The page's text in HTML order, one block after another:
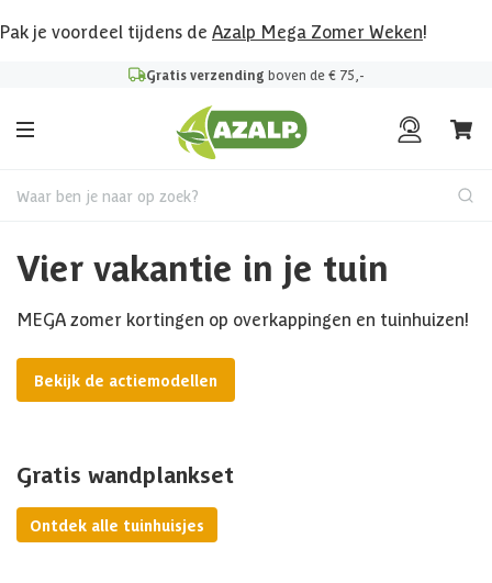
Pak je voordeel tijdens de Azalp Mega Zomer Weken!
Gratis verzending boven de € 75,-
Waar ben je naar op zoek?
Vier vakantie in je tuin
MEGA zomer kortingen op overkappingen en tuinhuizen!
Bekijk de actiemodellen
Gratis wandplankset
Ontdek alle tuinhuisjes